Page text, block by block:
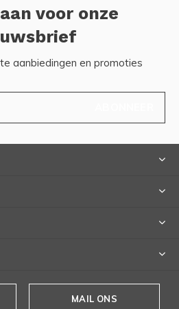
voor onze
aanbiedingen en promoties
MAIL ONS